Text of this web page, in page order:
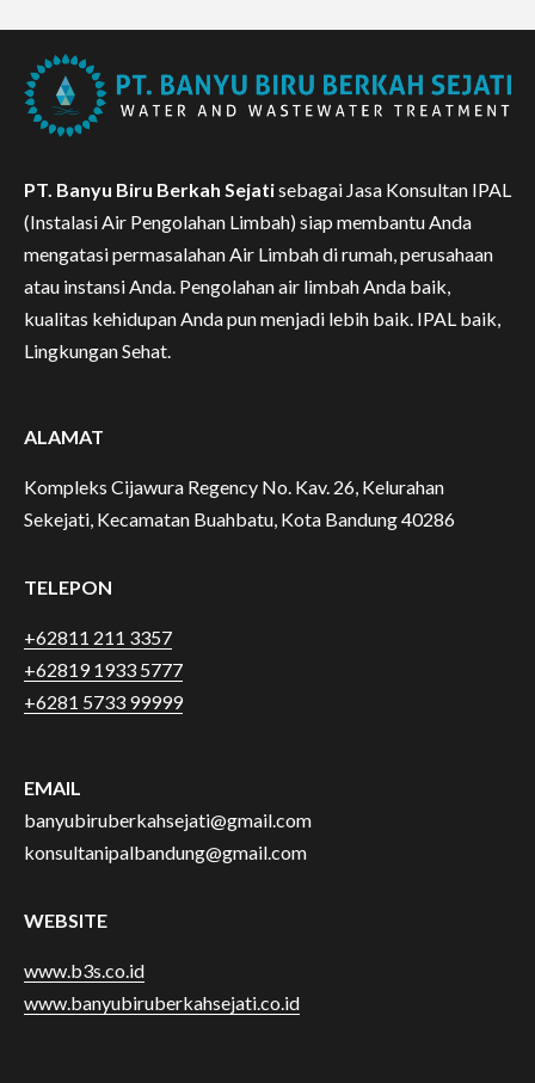
PT. Banyu Biru Berkah Sejatisebagai Jasa Konsultan IPAL
(Instalasi Air Pengolahan Limbah) siap membantu Anda
mengatasi permasalahan Air Limbah di rumah, perusahaan
atau instansi Anda. Pengolahan air limbah Anda baik,
kualitas kehidupan Anda pun menjadi lebih baik. IPAL baik,
Lingkungan Sehat.
ALAMAT
Kompleks Cijawura Regency No. Kav. 26, Kelurahan
Sekejati, Kecamatan Buahbatu, Kota Bandung 40286
TELEPON
+62811 211 3357
+62819 1933 5777
+6281 5733 99999
EMAIL
banyubiruberkahsejati@gmail.com
konsultanipalbandung@gmail.com
WEBSITE
www.b3s.co.id
www.banyubiruberkahsejati.co.id